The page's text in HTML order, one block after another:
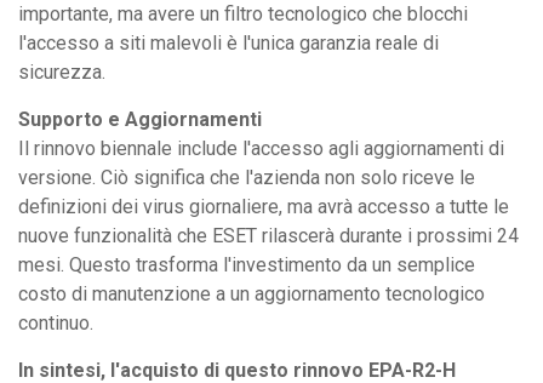
importante, ma avere un filtro tecnologico che blocchi
l'accesso a siti malevoli è l'unica garanzia reale di
sicurezza.
Supporto e Aggiornamenti
Il rinnovo biennale include l'accesso agli aggiornamenti di
versione. Ciò significa che l'azienda non solo riceve le
definizioni dei virus giornaliere, ma avrà accesso a tutte le
nuove funzionalità che ESET rilascerà durante i prossimi 24
mesi. Questo trasforma l'investimento da un semplice
costo di manutenzione a un aggiornamento tecnologico
continuo.
In sintesi, l'acquisto di questo rinnovo EPA-R2-H